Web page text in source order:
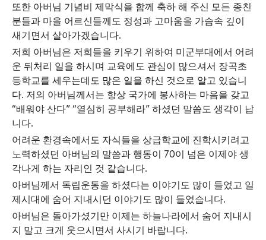
또한 아버님 기념비 제막식을 함께 축하 해 주신 모든 종친
분들과 마을 어르신들께도 정성과 고마움을 가슴속 깊이
새기면서 살아가겠습니다.
저희 아버님은 저희들을 키우기 위하여 미군부대에서 어려
운 뒤처리 일을 하시며 교육에도 관심이 많으셔서 장곡초
등학교를 세우는데도 많은 일을 하신 것으로 알고 있습니
다. 저의 아버님께서는 항상 국가에 봉사하는 마음을 갖고
“배워야 산다” “열심히 공부해라” 하셨던 말씀도 생각이 납
니다.
어려운 환경속에서도 자식들을 상급학교에 진학시키려고
노력하셨던 아버님의 말씀과 행동이 70이 넘은 이제야 생
각나게 하는 자리인 것 같습니다.
아버님께서 독립운동을 하셨다는 이야기도 많이 들었고 일
제시대에 숨어 지내시던 이야기도 많이 들었습니다.
아버님은 돌아가셨기만 이제는 하늘나라에서 숨어 지내시
지 말고 크게 웃으시면서 사시기 바랍니다.